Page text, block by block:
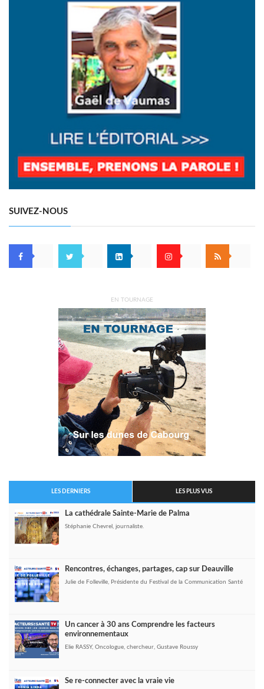
SUIVEZ-NOUS
EN TOURNAGE
LES DERNIERS LES PLUS VUS
La cathédrale Sainte-Marie de Palma
Stéphanie Chevrel, journaliste.
Rencontres, échanges, partages, cap sur Deauville
Julie de Folleville, Présidente du Festival de la Communication Santé
Un cancer à 30 ans Comprendre les facteurs
environnementaux
Elie RASSY, Oncologue, chercheur, Gustave Roussy
Se re-connecter avec la vraie vie